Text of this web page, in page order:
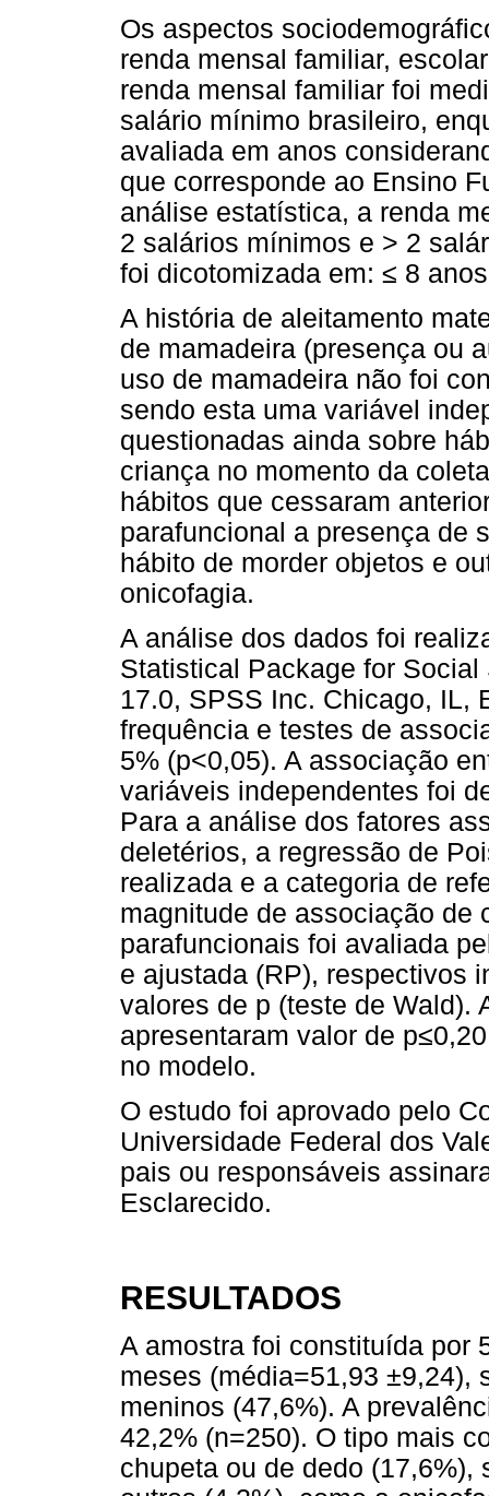
Os aspectos
renda mensal familiar,
renda mensal familiar foi
salário mínimo brasileiro,
avaliada em anos
que corresponde ao Ensino
análise estatística, a renda
2 salários mínimos e > 2
foi dicotomizada em: ≤ 8
A história de aleitamento
de mamadeira (presença ou
uso de mamadeira não foi
sendo esta uma variável
questionadas ainda sobre
criança no momento da
hábitos que cessaram
parafuncional a presença de
hábito de morder objetos e
onicofagia.
A análise dos dados foi
Statistical Package for
17.0, SPSS Inc. Chicago, IL,
frequência e testes de
5% (p<0,05). A associação
variáveis independentes foi
Para a análise dos fatores
deletérios, a regressão de
realizada e a categoria de
magnitude de associação de
parafuncionais foi avaliada
e ajustada (RP), respectivos
valores de p (teste de Wald).
apresentaram valor de
no modelo.
O estudo foi aprovado pelo
Universidade Federal dos
pais ou responsáveis
Esclarecido.
RESULTADOS
A amostra foi constituída por
meses (média=51,93 ±9,24),
meninos (47,6%). A
42,2% (n=250). O tipo mais
chupeta ou de dedo (17,6%),